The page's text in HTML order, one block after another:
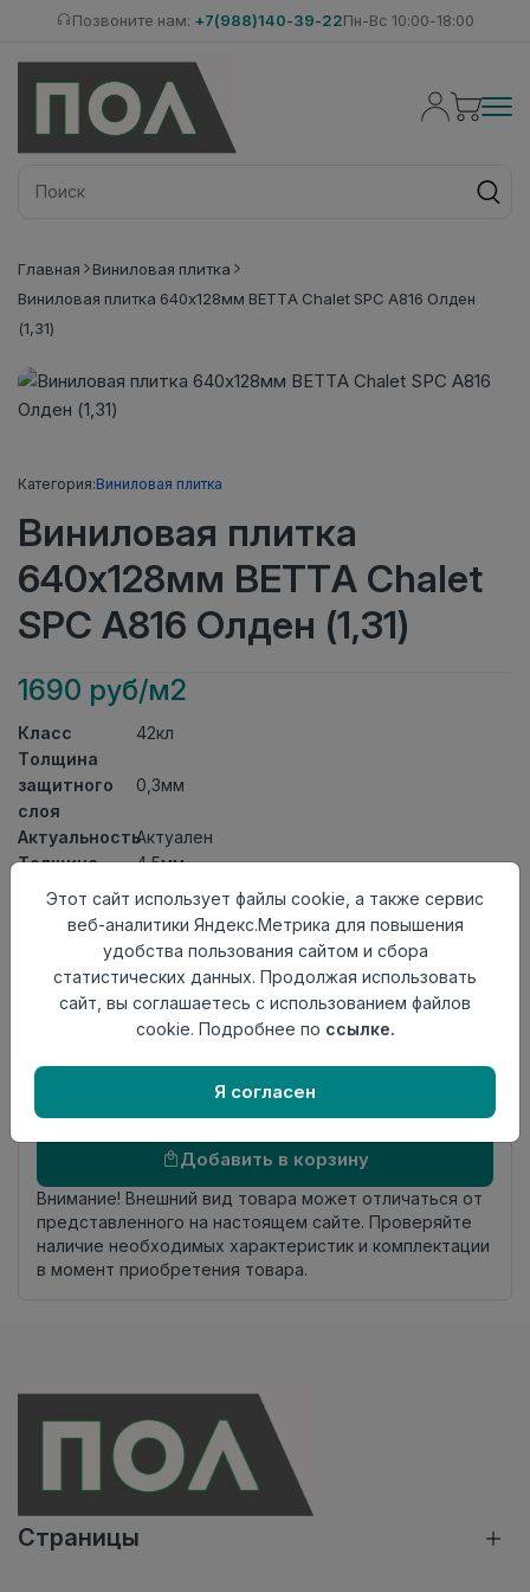
Позвоните нам: +7(988)140-39-22Пн-Вс 10:00-18:00
Главная
Виниловая плитка
Виниловая плитка 640x128мм BETTA Chalet SPC A816 Олден
(1,31)
Категория:Виниловая плитка
Виниловая плитка
640x128мм BETTA Chalet
SPC A816 Олден (1,31)
1690 руб/м2
Класс
42кл
Толщина
защитного
слоя
0,3мм
АктуальностьАктуален
Толщина
4,5мм
Размер
640x128мм
до +27 градусов
укладки
Замковый метод
происхождения
Осталось13 упак
Добавить в корзину
Внимание! Внешний вид товара может отличаться от
представленного на настоящем сайте. Проверяйте
наличие необходимых характеристик и комплектации
в момент приобретения товара.
Страницы
Этот сайт использует файлы cookie, а также сервис
веб-аналитики Яндекс.Метрика для повышения
удобства пользования сайтом и сбора
статистических данных. Продолжая использовать
сайт, вы соглашаетесь с использованием файлов
cookie. Подробнее по ссылке.
Я согласен